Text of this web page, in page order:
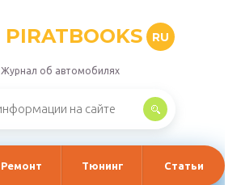
PIRATBOOKS RU
Журнал об автомобилях
Ремонт Тюнинг Статьи